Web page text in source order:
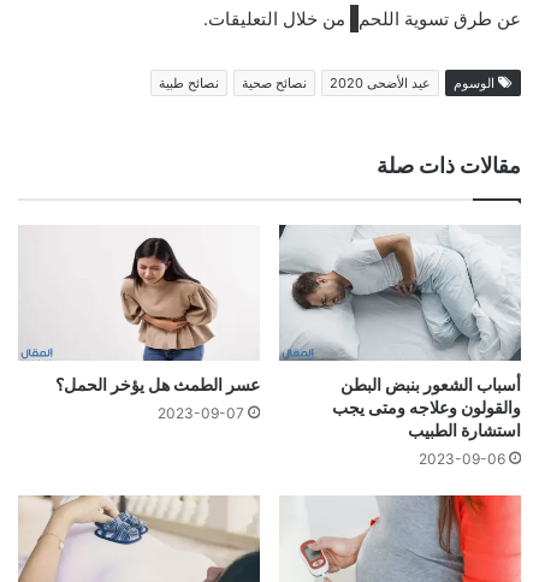
عن طرق تسوية اللحم
من خلال التعليقات.
الوسوم عيد الأضحى 2020 نصائح صحية نصائح طبية
مقالات ذات صلة
أسباب الشعور بنبض البطن
والقولون وعلاجه ومتى يجب
استشارة الطبيب
2023-09-06
عسر الطمث هل يؤخر الحمل؟
2023-09-07